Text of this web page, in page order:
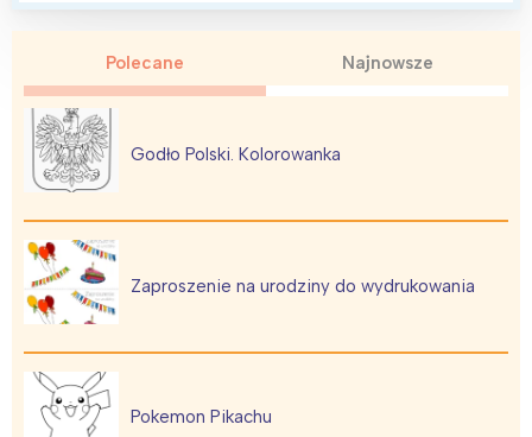
Polecane Najnowsze
Godło Polski. Kolorowanka
Zaproszenie na urodziny do wydrukowania
Pokemon Pikachu
Interesują mnie wydarzenia z
tego regionu:
Warszawa
Łódź
Trójmiasto
Śląsk